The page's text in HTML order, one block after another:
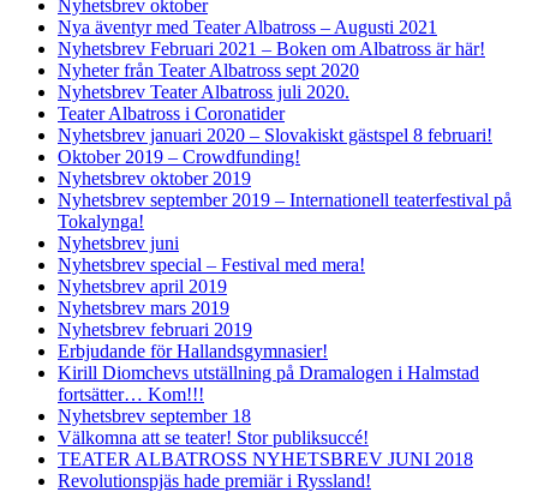
Nyhetsbrev oktober
Nya äventyr med Teater Albatross – Augusti 2021
Nyhetsbrev Februari 2021 – Boken om Albatross är här!
Nyheter från Teater Albatross sept 2020
Nyhetsbrev Teater Albatross juli 2020.
Teater Albatross i Coronatider
Nyhetsbrev januari 2020 – Slovakiskt gästspel 8 februari!
Oktober 2019 – Crowdfunding!
Nyhetsbrev oktober 2019
Nyhetsbrev september 2019 – Internationell teaterfestival på
Tokalynga!
Nyhetsbrev juni
Nyhetsbrev special – Festival med mera!
Nyhetsbrev april 2019
Nyhetsbrev mars 2019
Nyhetsbrev februari 2019
Erbjudande för Hallandsgymnasier!
Kirill Diomchevs utställning på Dramalogen i Halmstad
fortsätter… Kom!!!
Nyhetsbrev september 18
Välkomna att se teater! Stor publiksuccé!
TEATER ALBATROSS NYHETSBREV JUNI 2018
Revolutionspjäs hade premiär i Ryssland!